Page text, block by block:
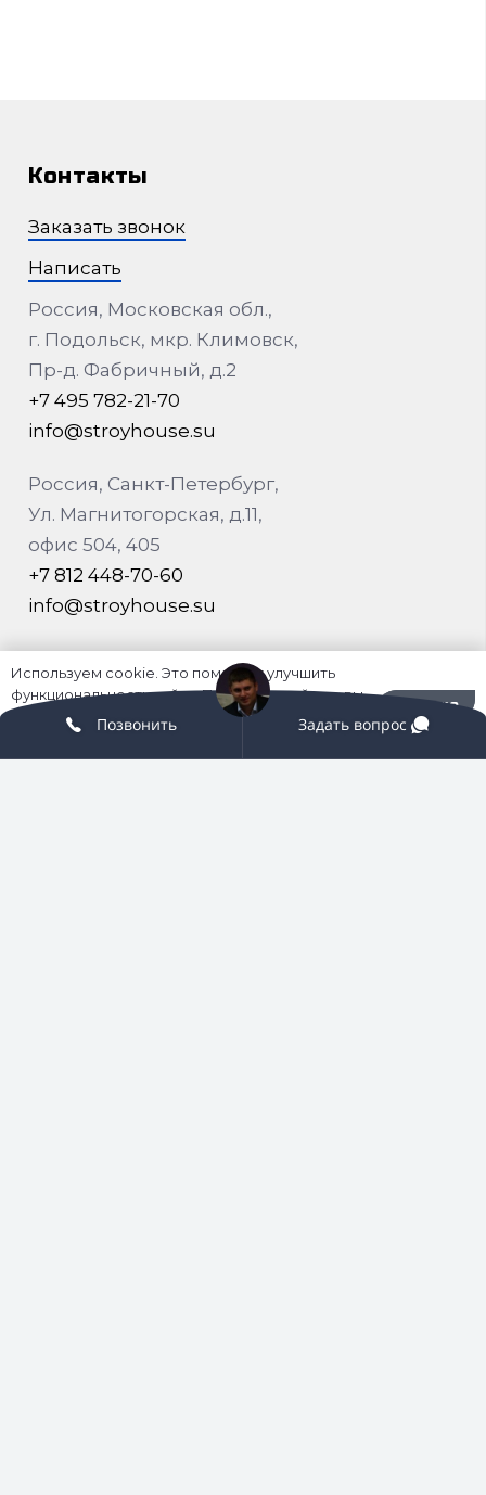
Контакты
Заказать звонок
Написать
Россия, Московская обл.,
г. Подольск, мкр. Климовск,
Пр-д. Фабричный, д.2
+7 495 782-21-70
info@stroyhouse.su
Россия, Санкт-Петербург,
Ул. Магнитогорская, д.11,
офис 504, 405
+7 812 448-70-60
info@stroyhouse.su
История
В цифрах
Используем cookie. Это помогает улучшить
функциональность сайта. Пользуясь сайтом, вы
соглашаетесь на их использование.
Политика
конфиденциальности
Хорошо
Позвонить Задать вопрос